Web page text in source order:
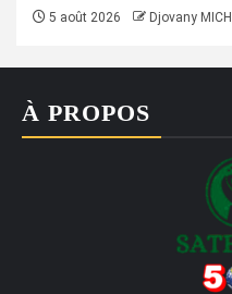
5 août 2026 Djovany
À PROPOS